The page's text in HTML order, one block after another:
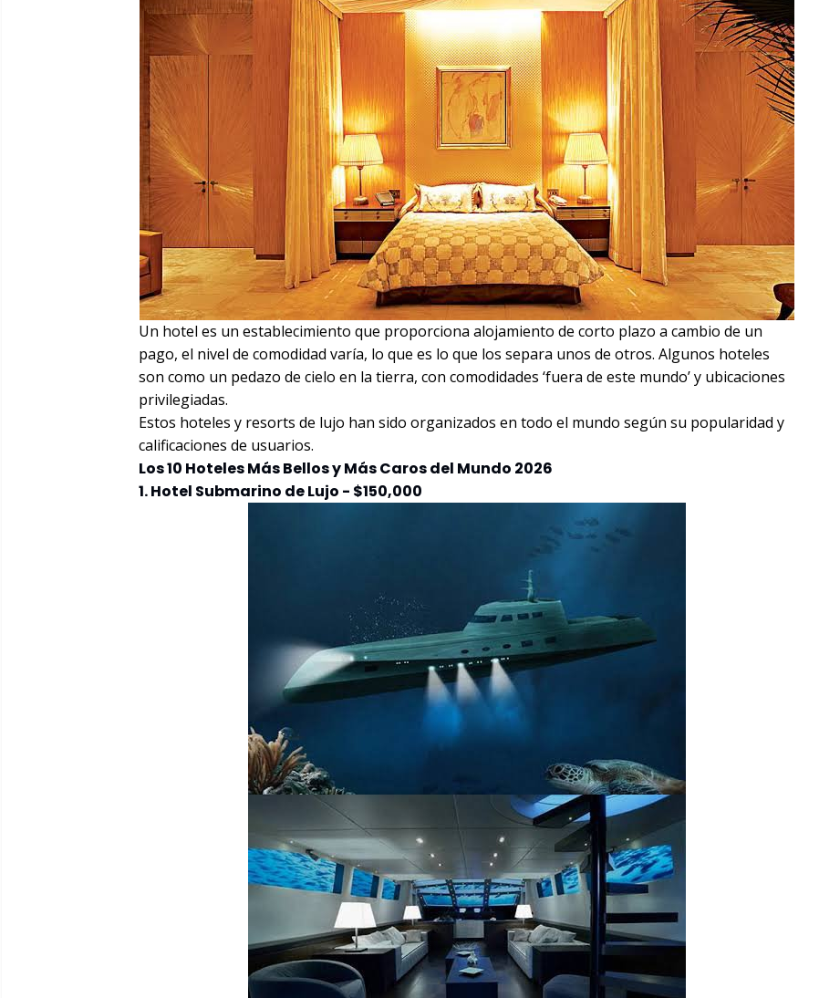
Un hotel es un establecimiento que proporciona alojamiento de corto plazo a cambio de un
pago, el nivel de comodidad varía, lo que es lo que los separa unos de otros. Algunos hoteles
son como un pedazo de cielo en la tierra, con comodidades ‘fuera de este mundo’ y ubicaciones
privilegiadas.
Estos hoteles y resorts de lujo han sido organizados en todo el mundo según su popularidad y
calificaciones de usuarios.
Los 10 Hoteles Más Bellos y Más Caros del Mundo 2026
1. Hotel Submarino de Lujo - $150,000